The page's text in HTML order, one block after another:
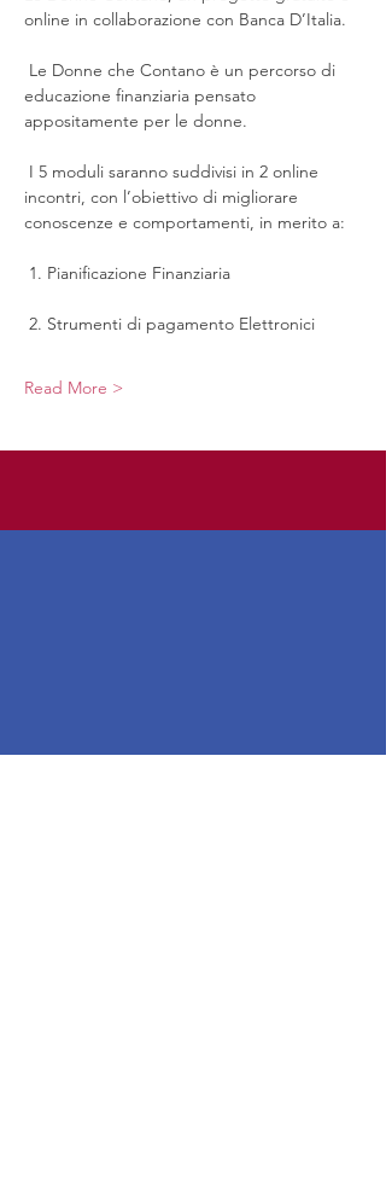
online in collaborazione con Banca D’Italia.
educazione finanziaria pensato
appositamente per le donne.
incontri, con l’obiettivo di migliorare
conoscenze e comportamenti, in merito a:
1. Pianificazione Finanziaria
2. Strumenti di pagamento Elettronici
Read More >